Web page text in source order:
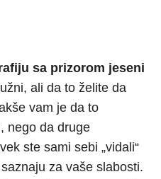
sa prizorom jeseni
ali da to želite da
vam je da to
nego da druge
ste sami sebi „vidali“
za vaše slabosti.